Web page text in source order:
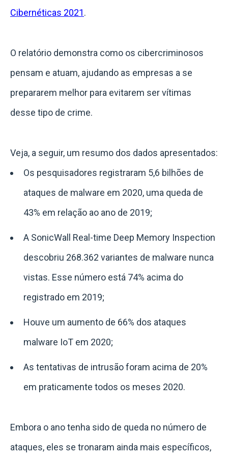
Cibernéticas 2021.
O relatório demonstra como os cibercriminosos
pensam e atuam, ajudando as empresas a se
prepararem melhor para evitarem ser vítimas
desse tipo de crime.
Veja, a seguir, um resumo dos dados apresentados:
Os pesquisadores registraram 5,6 bilhões de
ataques de malware em 2020, uma queda de
43% em relação ao ano de 2019;
A SonicWall Real-time Deep Memory Inspection
descobriu 268.362 variantes de malware nunca
vistas. Esse número está 74% acima do
registrado em 2019;
Houve um aumento de 66% dos ataques
malware IoT em 2020;
As tentativas de intrusão foram acima de 20%
em praticamente todos os meses 2020.
Embora o ano tenha sido de queda no número de
ataques, eles se tronaram ainda mais específicos,